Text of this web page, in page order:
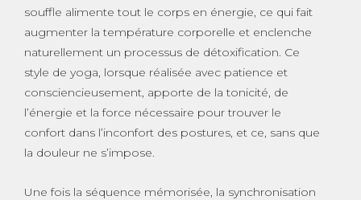
souffle alimente tout le corps en énergie, ce qui fait
augmenter la température corporelle et enclenche
naturellement un processus de détoxification. Ce
style de yoga, lorsque réalisée avec patience et
consciencieusement, apporte de la tonicité, de
l’énergie et la force nécessaire pour trouver le
confort dans l’inconfort des postures, et ce, sans que
la douleur ne s’impose.
Une fois la séquence mémorisée, la synchronisation